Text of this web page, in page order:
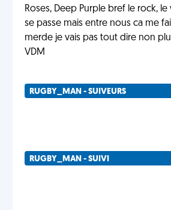
Roses, Deep Purple bref le rock, le
se passe mais entre nous ca me
merde je vais pas tout dire non
VDM
RUGBY_MAN - SUIVEURS
RUGBY_MAN - SUIVI